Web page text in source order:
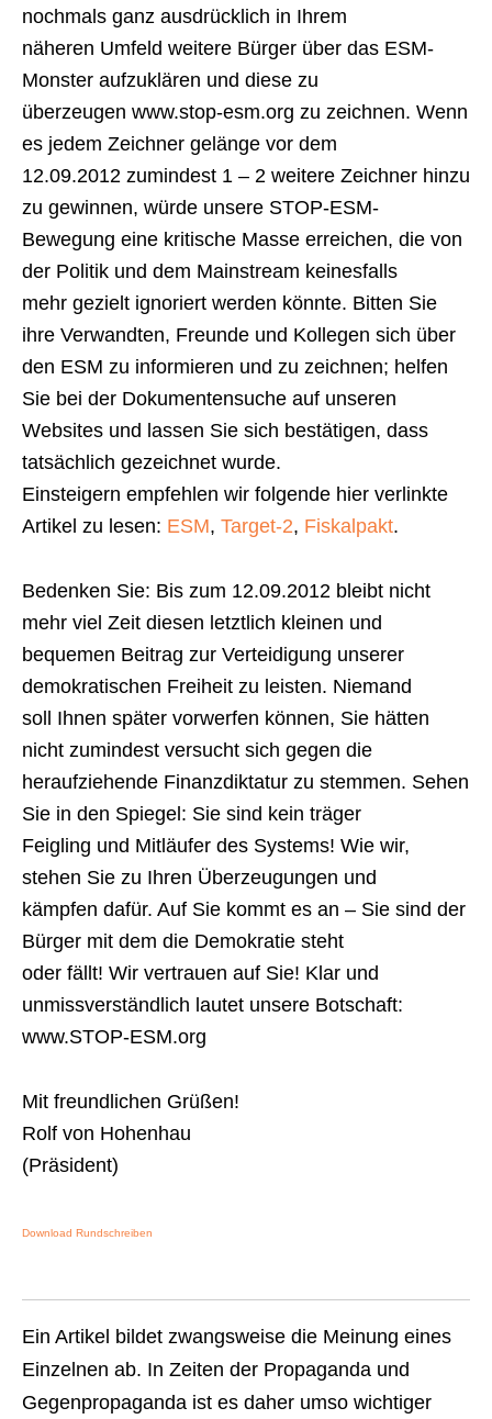
nochmals ganz ausdrücklich in Ihrem
näheren Umfeld weitere Bürger über das ESM-
Monster aufzuklären und diese zu
überzeugen www.stop-esm.org zu zeichnen. Wenn
es jedem Zeichner gelänge vor dem
12.09.2012 zumindest 1 – 2 weitere Zeichner hinzu
zu gewinnen, würde unsere STOP-ESM-
Bewegung eine kritische Masse erreichen, die von
der Politik und dem Mainstream keinesfalls
mehr gezielt ignoriert werden könnte. Bitten Sie
ihre Verwandten, Freunde und Kollegen sich über
den ESM zu informieren und zu zeichnen; helfen
Sie bei der Dokumentensuche auf unseren
Websites und lassen Sie sich bestätigen, dass
tatsächlich gezeichnet wurde.
Einsteigern empfehlen wir folgende hier verlinkte
Artikel zu lesen: ESM, Target-2, Fiskalpakt.
Bedenken Sie: Bis zum 12.09.2012 bleibt nicht
mehr viel Zeit diesen letztlich kleinen und
bequemen Beitrag zur Verteidigung unserer
demokratischen Freiheit zu leisten. Niemand
soll Ihnen später vorwerfen können, Sie hätten
nicht zumindest versucht sich gegen die
heraufziehende Finanzdiktatur zu stemmen. Sehen
Sie in den Spiegel: Sie sind kein träger
Feigling und Mitläufer des Systems! Wie wir,
stehen Sie zu Ihren Überzeugungen und
kämpfen dafür. Auf Sie kommt es an – Sie sind der
Bürger mit dem die Demokratie steht
oder fällt! Wir vertrauen auf Sie! Klar und
unmissverständlich lautet unsere Botschaft:
www.STOP-ESM.org
Mit freundlichen Grüßen!
Rolf von Hohenhau
(Präsident)
Download Rundschreiben
Ein Artikel bildet zwangsweise die Meinung eines
Einzelnen ab. In Zeiten der Propaganda und
Gegenpropaganda ist es daher umso wichtiger